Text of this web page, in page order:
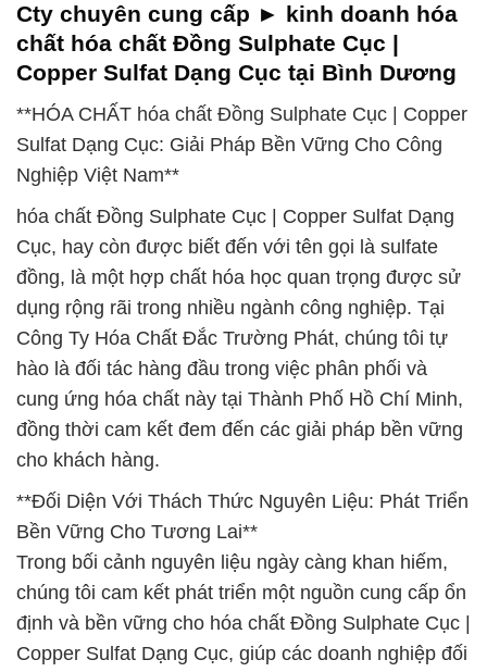
Cty chuyên cung cấp ► kinh doanh hóa
chất hóa chất Đồng Sulphate Cục |
Copper Sulfat Dạng Cục tại Bình Dương
**HÓA CHẤT hóa chất Đồng Sulphate Cục | Copper
Sulfat Dạng Cục: Giải Pháp Bền Vững Cho Công
Nghiệp Việt Nam**
hóa chất Đồng Sulphate Cục | Copper Sulfat Dạng
Cục, hay còn được biết đến với tên gọi là sulfate
đồng, là một hợp chất hóa học quan trọng được sử
dụng rộng rãi trong nhiều ngành công nghiệp. Tại
Công Ty Hóa Chất Đắc Trường Phát, chúng tôi tự
hào là đối tác hàng đầu trong việc phân phối và
cung ứng hóa chất này tại Thành Phố Hồ Chí Minh,
đồng thời cam kết đem đến các giải pháp bền vững
cho khách hàng.
**Đối Diện Với Thách Thức Nguyên Liệu: Phát Triển
Bền Vững Cho Tương Lai**
Trong bối cảnh nguyên liệu ngày càng khan hiếm,
chúng tôi cam kết phát triển một nguồn cung cấp ổn
định và bền vững cho hóa chất Đồng Sulphate Cục |
Copper Sulfat Dạng Cục, giúp các doanh nghiệp đối